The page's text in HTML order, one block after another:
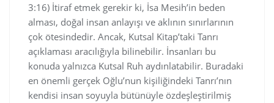
3:16) İtiraf etmek gerekir ki, İsa Mesih’in beden
alması, doğal insan anlayışı ve aklının sınırlarının
çok ötesindedir. Ancak, Kutsal Kitap’taki Tanrı
açıklaması aracılığıyla bilinebilir. İnsanları bu
konuda yalnızca Kutsal Ruh aydınlatabilir. Buradaki
en önemli gerçek Oğlu’nun kişiliğindeki Tanrı’nın
kendisi insan soyuyla bütünüyle özdeşleştirilmiş